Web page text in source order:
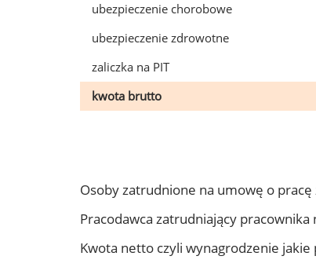
ubezpieczenie chorobowe
ubezpieczenie zdrowotne
zaliczka na PIT
kwota brutto
Osoby zatrudnione na umowę o pracę
Pracodawca zatrudniający
Kwota netto czyli wynagrodzenie